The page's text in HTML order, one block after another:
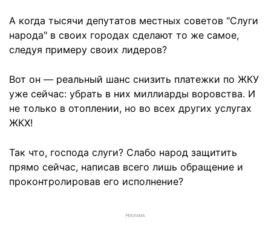
А когда тысячи депутатов местных советов "Слуги
народа" в своих городах сделают то же самое,
следуя примеру своих лидеров?
Вот он — реальный шанс снизить платежки по ЖКУ
уже сейчас: убрать в них миллиарды воровства. И
не только в отоплении, но во всех других услугах
ЖКХ!
Так что, господа слуги? Слабо народ защитить
прямо сейчас, написав всего лишь обращение и
проконтролировав его исполнение?
РЕКЛАМА